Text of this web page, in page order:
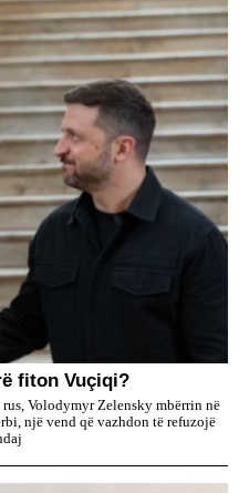
fiton Vuçiqi?
Volodymyr Zelensky mbërrin në
një vend që vazhdon të refuzojë